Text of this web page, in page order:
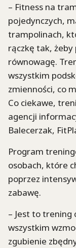
– Fitness na
pojedynczych,
trampolinach,
rączkę tak, żeby
równowagę.
wszystkim
zmienności, co
Co ciekawe,
agencji
Balecerzak,
Program
osobach, które
poprzez
zabawę.
– Jest to trening
wszystkim
zgubienie